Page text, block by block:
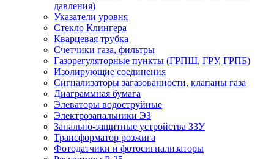
давления)
Указатели уровня
Стекло Клингера
Кварцевая трубка
Счетчики газа, фильтры
Газорегуляторные пункты (ГРПШ, ГРУ, ГРПБ)
Изолирующие соединения
Сигнализаторы загазованности, клапаны газа
Диаграммная бумага
Элеваторы водоструйные
Электрозапальники ЭЗ
Запально-защитные устройства ЗЗУ
Трансформатор розжига
Фотодатчики и фотосигнализаторы